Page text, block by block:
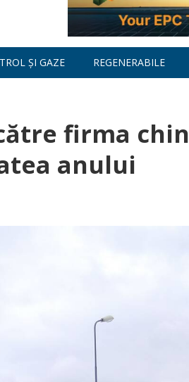
ȘI GAZE REGENERABILE
firma
anului